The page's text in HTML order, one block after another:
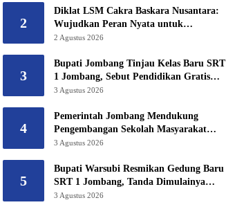
2
Diklat LSM Cakra Baskara Nusantara:
Wujudkan Peran Nyata untuk
Masyarakat
2 Agustus 2026
3
Bupati Jombang Tinjau Kelas Baru SRT
1 Jombang, Sebut Pendidikan Gratis
Beri Harapan Baru
3 Agustus 2026
4
Pemerintah Jombang Mendukung
Pengembangan Sekolah Masyarakat
Yang Kurang Mampu Hingga Hibahkan
Terintegritas 1 Jombang
3 Agustus 2026
5
Bupati Warsubi Resmikan Gedung Baru
SRT 1 Jombang, Tanda Dimulainya
MPLS Tahun Ajaran 2026/2027
3 Agustus 2026